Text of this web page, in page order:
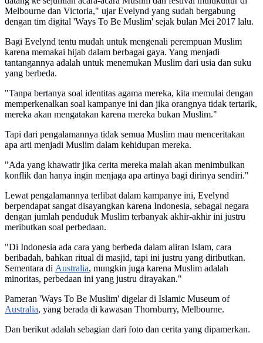
Melbourne dan Victoria," ujar Evelynd yang sudah bergabung
dengan tim digital 'Ways To Be Muslim' sejak bulan Mei 2017 lalu.
Bagi Evelynd tentu mudah untuk mengenali perempuan Muslim
karena memakai hijab dalam berbagai gaya. Yang menjadi
tantangannya adalah untuk menemukan Muslim dari usia dan suku
yang berbeda.
"Tanpa bertanya soal identitas agama mereka, kita memulai dengan
memperkenalkan soal kampanye ini dan jika orangnya tidak tertarik,
mereka akan mengatakan karena mereka bukan Muslim."
Tapi dari pengalamannya tidak semua Muslim mau menceritakan
apa arti menjadi Muslim dalam kehidupan mereka.
"Ada yang khawatir jika cerita mereka malah akan menimbulkan
konflik dan hanya ingin menjaga apa artinya bagi dirinya sendiri."
Lewat pengalamannya terlibat dalam kampanye ini, Evelynd
berpendapat sangat disayangkan karena Indonesia, sebagai negara
dengan jumlah penduduk Muslim terbanyak akhir-akhir ini justru
meributkan soal perbedaan.
"Di Indonesia ada cara yang berbeda dalam aliran Islam, cara
beribadah, bahkan ritual di masjid, tapi ini justru yang diributkan.
Sementara di Australia, mungkin juga karena Muslim adalah
minoritas, perbedaan ini yang justru dirayakan."
Pameran 'Ways To Be Muslim' digelar di Islamic Museum of
Australia, yang berada di kawasan Thornburry, Melbourne.
Dan berikut adalah sebagian dari foto dan cerita yang dipamerkan.